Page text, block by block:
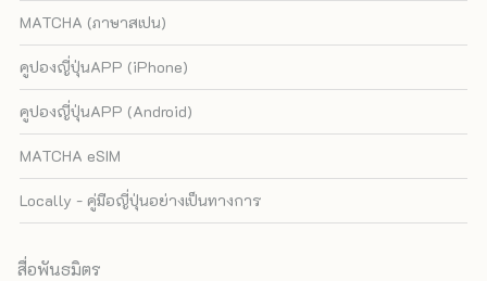
MATCHA (ภาษาสเปน)
คูปองญี่ปุ่นAPP (iPhone)
คูปองญี่ปุ่นAPP (Android)
MATCHA eSIM
Locally - คู่มือญี่ปุ่นอย่างเป็นทางการ
สื่อพันธมิตร